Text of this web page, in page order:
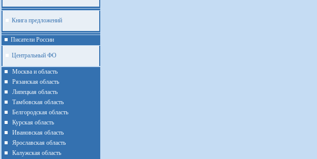
Книга предложений
Писатели России
Центральный ФО
Москва и область
Рязанская область
Липецкая область
Тамбовская область
Белгородская область
Курская область
Ивановская область
Ярославская область
Калужская область